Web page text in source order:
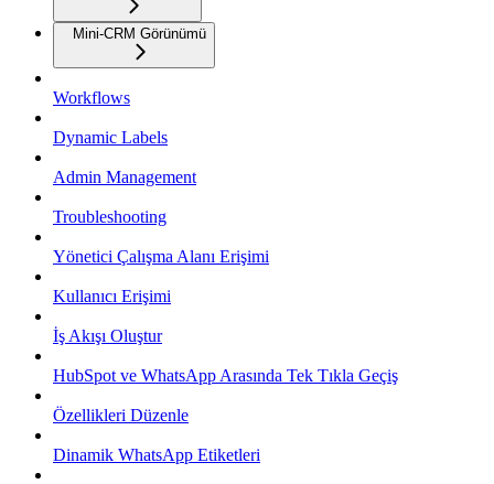
Mini-CRM Görünümü
Workflows
Dynamic Labels
Admin Management
Troubleshooting
Yönetici Çalışma Alanı Erişimi
Kullanıcı Erişimi
İş Akışı Oluştur
HubSpot ve WhatsApp Arasında Tek Tıkla Geçiş
Özellikleri Düzenle
Dinamik WhatsApp Etiketleri